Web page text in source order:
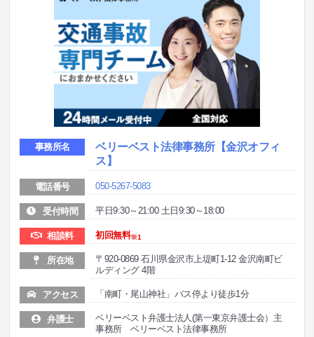
事務所名 ベリーベスト法律事務所【金沢オフィ
ス】
電話番号 050-5267-5083
受付時間 平日9:30～21:00 土日9:30～18:00
相談料 初回無料※1
所在地
〒920-0869 石川県金沢市上堤町1-12 金沢南町ビ
ルディング 4階
アクセス 「南町・尾山神社」バス停より徒歩1分
弁護士
ベリーベスト弁護士法人(第一東京弁護士会）主
事務所 ベリーベスト法律事務所